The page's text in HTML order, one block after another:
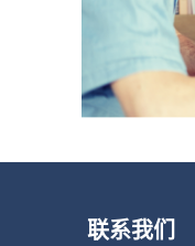
联系我们